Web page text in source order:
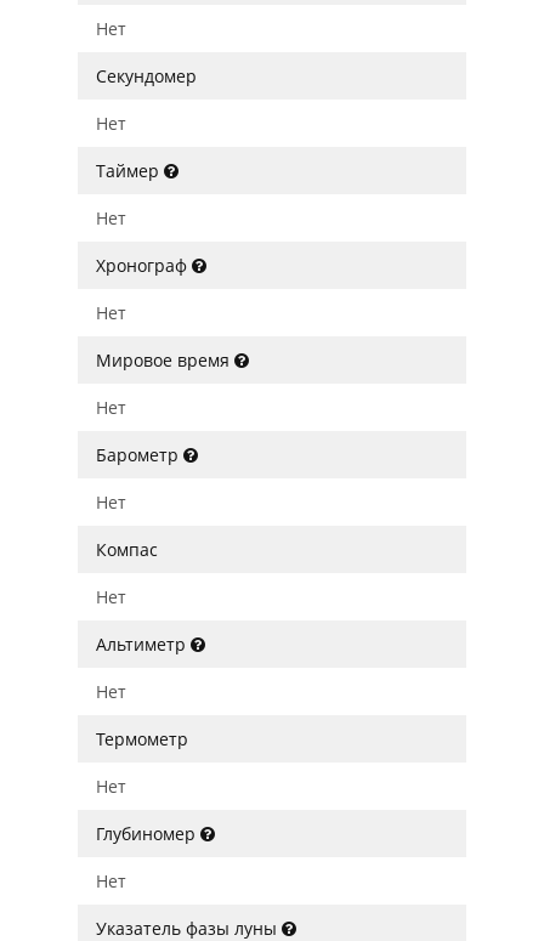
Нет
Секундомер
Нет
Таймер
Нет
Хронограф
Нет
Мировое время
Нет
Барометр
Нет
Компас
Нет
Альтиметр
Нет
Термометр
Нет
Глубиномер
Нет
Указатель фазы луны